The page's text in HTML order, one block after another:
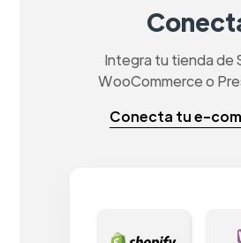
Integra tu tienda de
WooCommerce o
Conecta tu e-